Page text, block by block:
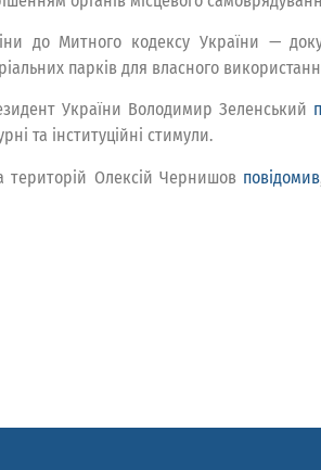
до Митного кодексу України —
парків для власного
України Володимир Зеленський
та інституційні стимули.
територій Олексій Чернишов повідомив